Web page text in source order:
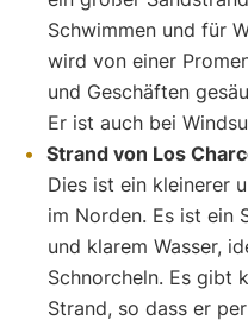
Schwimmen und für
wird von einer
und Geschäften
Er ist auch bei
Strand von Los
Dies ist ein kleinerer
im Norden. Es ist ein
und klarem Wasser,
Schnorcheln. Es gibt
Strand, so dass er